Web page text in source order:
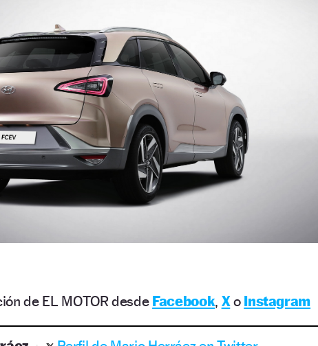
de EL MOTOR desde Facebook, Xo Instagram